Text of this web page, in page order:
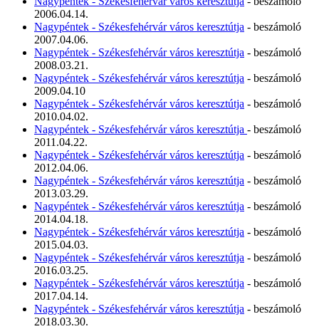
2006.04.14.
Nagypéntek - Székesfehérvár város keresztútja - beszámoló
2007.04.06.
Nagypéntek - Székesfehérvár város keresztútja - beszámoló
2008.03.21.
Nagypéntek - Székesfehérvár város keresztútja - beszámoló
2009.04.10
Nagypéntek - Székesfehérvár város keresztútja - beszámoló
2010.04.02.
Nagypéntek - Székesfehérvár város keresztútja - beszámoló
2011.04.22.
Nagypéntek - Székesfehérvár város keresztútja - beszámoló
2012.04.06.
Nagypéntek - Székesfehérvár város keresztútja - beszámoló
2013.03.29.
Nagypéntek - Székesfehérvár város keresztútja - beszámoló
2014.04.18.
Nagypéntek - Székesfehérvár város keresztútja - beszámoló
2015.04.03.
Nagypéntek - Székesfehérvár város keresztútja - beszámoló
2016.03.25.
Nagypéntek - Székesfehérvár város keresztútja - beszámoló
2017.04.14.
Nagypéntek - Székesfehérvár város keresztútja - beszámoló
2018.03.30.